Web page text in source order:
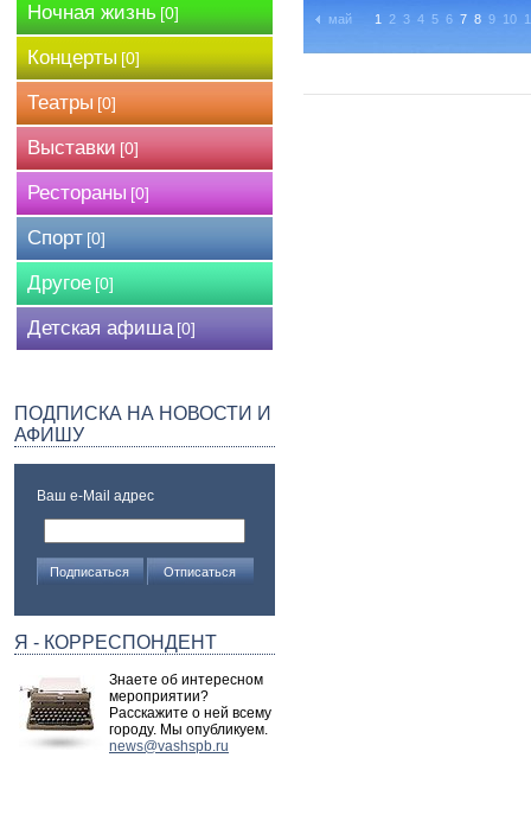
Ночная жизнь [0]
Концерты [0]
Театры [0]
Выставки [0]
Рестораны [0]
Спорт [0]
Другое [0]
Детская афиша [0]
ПОДПИСКА НА НОВОСТИ И
АФИШУ
Ваш e-Mail адрес
Я - КОРРЕСПОНДЕНТ
Знаете об интересном
мероприятии?
Расскажите о ней всему
городу. Мы опубликуем.
news@vashspb.ru
май 1 2 3 4 5 6 7 8 9 10